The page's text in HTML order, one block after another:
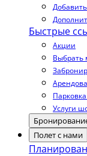
Быстрые
Акции
Выбрать
Услуги
Полет с нами